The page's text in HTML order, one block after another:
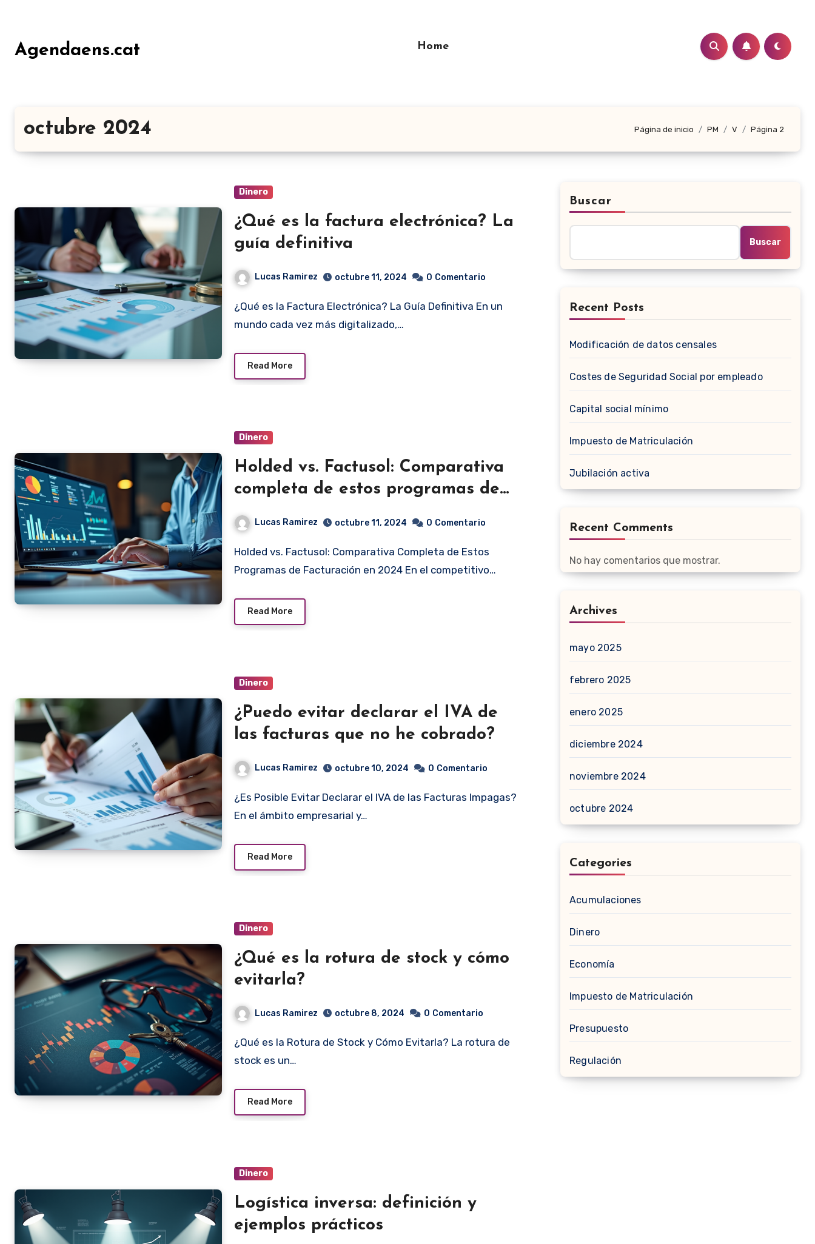
contenido
Agendaens.cat Home
octubre 2024 Página de inicio PM V Página 2
Dinero
¿Qué es la factura electrónica? La
guía definitiva
Lucas Ramirez octubre 11, 2024 0 Comentario
¿Qué es la Factura Electrónica? La Guía Definitiva En un
mundo cada vez más digitalizado,…
Read More
Dinero
Holded vs. Factusol: Comparativa
completa de estos programas de
facturación en 2024
Lucas Ramirez octubre 11, 2024 0 Comentario
Holded vs. Factusol: Comparativa Completa de Estos
Programas de Facturación en 2024 En el competitivo…
Read More
Dinero
¿Puedo evitar declarar el IVA de
las facturas que no he cobrado?
Lucas Ramirez octubre 10, 2024 0 Comentario
¿Es Posible Evitar Declarar el IVA de las Facturas Impagas?
En el ámbito empresarial y…
Read More
Dinero
¿Qué es la rotura de stock y cómo
evitarla?
Lucas Ramirez octubre 8, 2024 0 Comentario
¿Qué es la Rotura de Stock y Cómo Evitarla? La rotura de
stock es un…
Read More
Dinero
Logística inversa: definición y
ejemplos prácticos
Buscar
Buscar
Recent Posts
Modificación de datos censales
Costes de Seguridad Social por empleado
Capital social mínimo
Impuesto de Matriculación
Jubilación activa
Recent Comments
No hay comentarios que mostrar.
Archives
mayo 2025
febrero 2025
enero 2025
diciembre 2024
noviembre 2024
octubre 2024
Categories
Acumulaciones
Dinero
Economía
Impuesto de Matriculación
Presupuesto
Regulación